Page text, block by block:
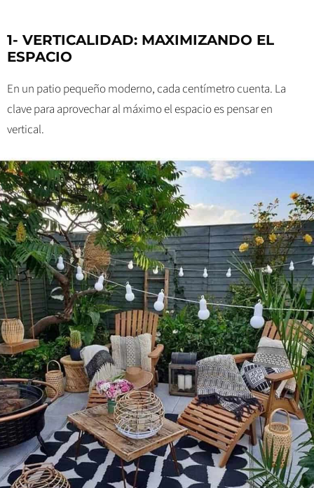
1- VERTICALIDAD: MAXIMIZANDO EL
ESPACIO
En un patio pequeño moderno, cada centímetro cuenta. La
clave para aprovechar al máximo el espacio es pensar en
vertical.